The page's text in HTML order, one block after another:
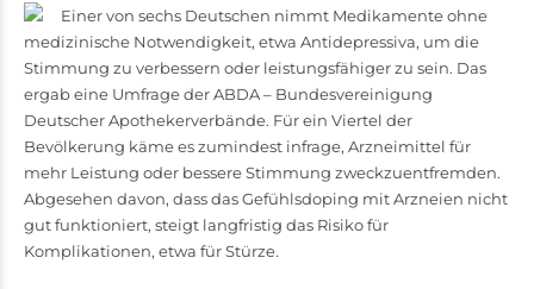
Einer von sechs Deutschen nimmt Medikamente ohne
medizinische Notwendigkeit, etwa Antidepressiva, um die
Stimmung zu verbessern oder leistungsfähiger zu sein. Das
ergab eine Umfrage der ABDA – Bundesvereinigung
Deutscher Apothekerverbände. Für ein Viertel der
Bevölkerung käme es zumindest infrage, Arzneimittel für
mehr Leistung oder bessere Stimmung zweckzuentfremden.
Abgesehen davon, dass das Gefühlsdoping mit Arzneien nicht
gut funktioniert, steigt langfristig das Risiko für
Komplikationen, etwa für Stürze.